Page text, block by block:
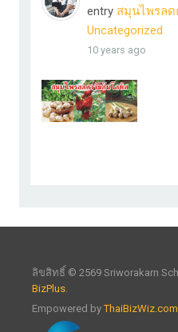
entry สมุนไพรล
Uncategorized
10 years ago
ลิขสิทธิ์ © 2569 Sriworakarn
BizPlus
Empowered byThaiBizWiz.com